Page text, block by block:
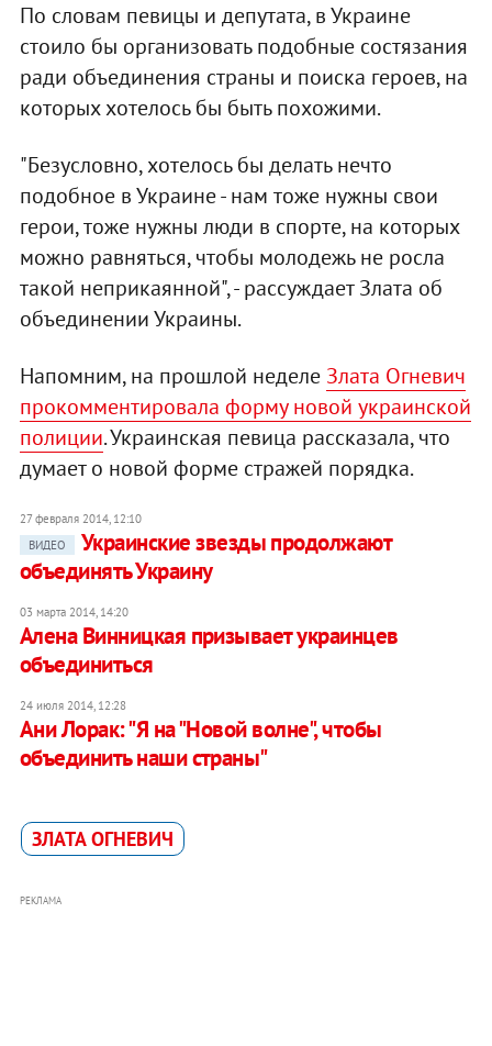
По словам певицы и депутата, в Украине
стоило бы организовать подобные состязания
ради объединения страны и поиска героев, на
которых хотелось бы быть похожими.
"Безусловно, хотелось бы делать нечто
подобное в Украине - нам тоже нужны свои
герои, тоже нужны люди в спорте, на которых
можно равняться, чтобы молодежь не росла
такой неприкаянной", - рассуждает Злата об
объединении Украины.
Напомним, на прошлой неделе Злата Огневич
прокомментировала форму новой украинской
полиции. Украинская певица рассказала, что
думает о новой форме стражей порядка.
27 февраля 2014, 12:10
ВИДЕО
Украинские звезды продолжают
объединять Украину
03 марта 2014, 14:20
Алена Винницкая призывает украинцев
объединиться
24 июля 2014, 12:28
Ани Лорак: "Я на "Новой волне", чтобы
объединить наши страны"
ЗЛАТА ОГНЕВИЧ
РЕКЛАМА